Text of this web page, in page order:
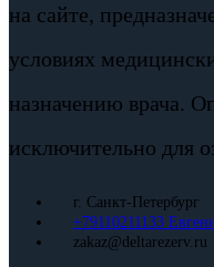
на сайте,
условиях
назначению врача.
исключительно для
г. Санкт-Петербург
+79110211133
zakaz@deltarezerv.ru